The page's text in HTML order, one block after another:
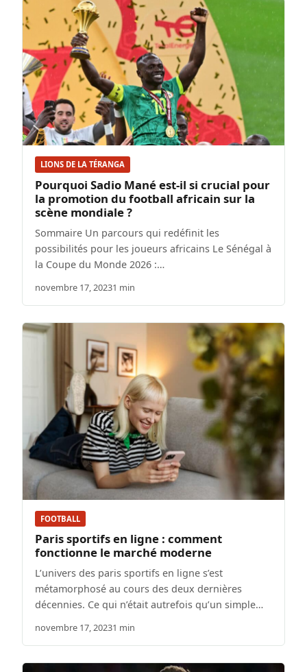
LIONS DE LA TÉRANGA
Pourquoi Sadio Mané est-il si crucial pour
la promotion du football africain sur la
scène mondiale ?
Sommaire Un parcours qui redéfinit les
possibilités pour les joueurs africains Le Sénégal à
la Coupe du Monde 2026 :…
novembre 17, 20231 min
FOOTBALL
Paris sportifs en ligne : comment
fonctionne le marché moderne
L’univers des paris sportifs en ligne s’est
métamorphosé au cours des deux dernières
décennies. Ce qui n’était autrefois qu’un simple…
novembre 17, 20231 min